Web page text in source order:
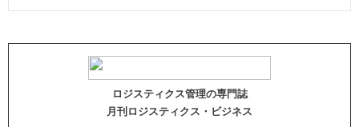
ロジスティクス管理の専門誌
月刊ロジスティクス・ビジネス